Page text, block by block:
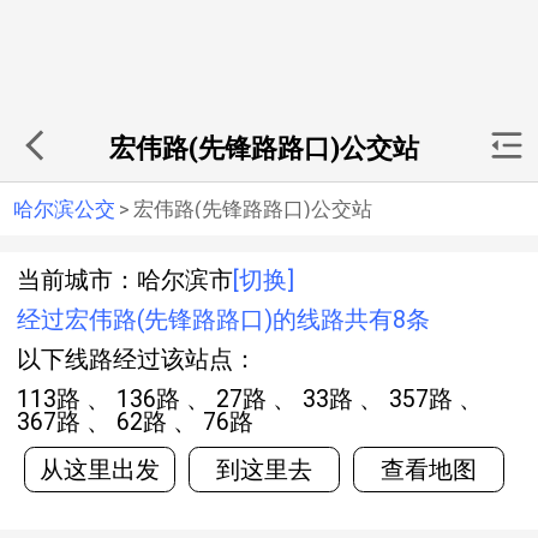
宏伟路(先锋路路口)公交站
哈尔滨公交 > 宏伟路(先锋路路口)公交站
当前城市：哈尔滨市 [切换]
经过宏伟路(先锋路路口)的线路共有8条
以下线路经过该站点：
113路 、 136路 、 27路 、 33路 、 357路 、
367路 、 62路 、 76路
从这里出发
到这里去 查看地图